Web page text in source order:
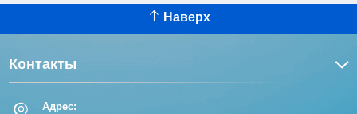
Наверх
Контакты
Адрес: